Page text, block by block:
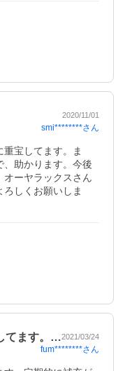
2020/11/01
smi********さん
宝してます。ま
、助かります。今後
オーヤラックスさん
しくお願いしま
てます。…2021/03/24
fum********さん